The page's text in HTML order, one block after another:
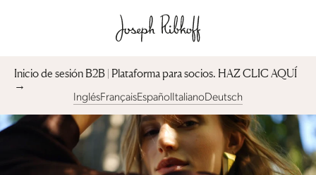
Inicio de sesión B2B | Plataforma para socios︎. HAZ CLIC AQUÍ
→
InglésFrançaisEspañolItalianoDeutsch